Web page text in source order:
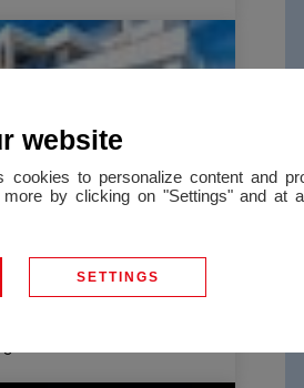
Costa 5 Quartos
Costa
website
cookies to personalize content and
more by clicking on "Settings" and
SETTINGS